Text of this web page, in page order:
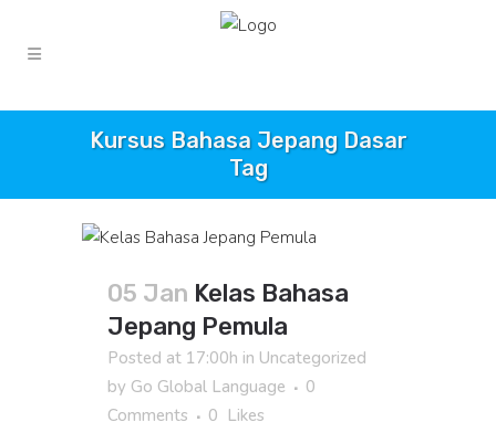
Kursus Bahasa Jepang Dasar
Tag
05 Jan Kelas Bahasa
Jepang Pemula
Posted at 17:00h in Uncategorized
by Go Global Language
0
Comments
0 Likes